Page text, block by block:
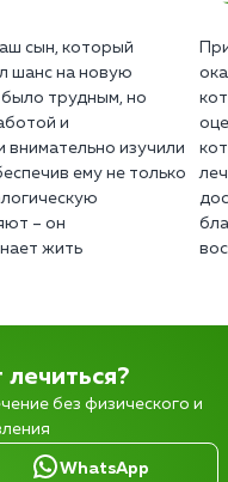
сын, который
шанс на новую
трудным, но
и
изучили
ему не только
– он
жить
лечиться?
без физического и
WhatsApp